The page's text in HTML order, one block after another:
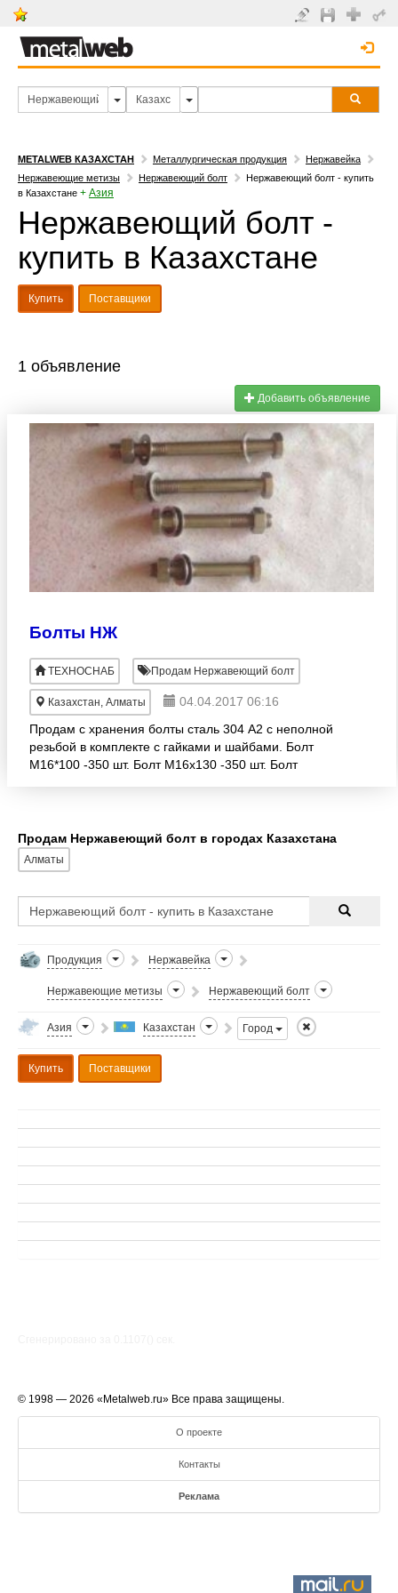
METALWEB КАЗАХСТАН Металлургическая продукция
Нержавейка
Нержавеющие метизы
Нержавеющий болт
Нержавеющий болт - купить
в Казахстане + Азия
Нержавеющий болт -
купить в Казахстане
Купить Поставщики
1 объявление
Добавить объявление
Болты НЖ
ТЕХНОСНАБ Продам Нержавеющий болт
Казахстан, Алматы
04.04.2017 06:16
Продам с хранения болты сталь 304 А2 с неполной
резьбой в комплекте с гайками и шайбами. Болт
М16*100 -350 шт. Болт М16х130 -350 шт. Болт
Продам Нержавеющий болт в городах Казахстана
Алматы
Продукция Нержавейка
Нержавеющие метизы Нержавеющий болт
Азия Казахстан Город
Купить Поставщики
© 1998 — 2026 «Metalweb.ru» Все права защищены.
О проекте
Контакты
Реклама